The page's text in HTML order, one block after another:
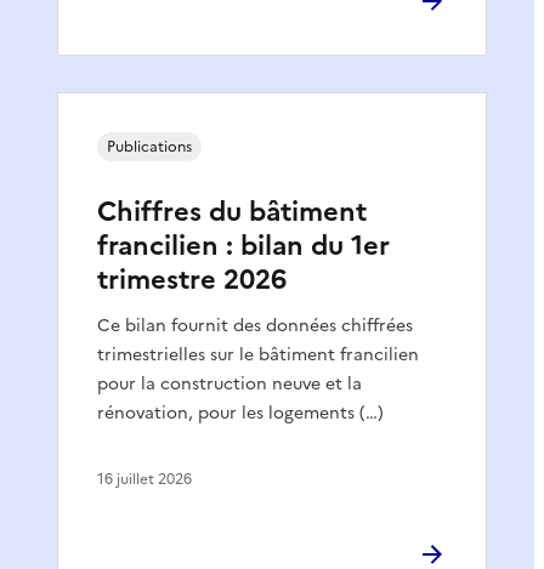
Chiffres du bâtiment
francilien : bilan du 1er
trimestre 2026
Ce bilan fournit des données chiffrées
trimestrielles sur le bâtiment francilien
pour la construction neuve et la
rénovation, pour les logements (…)
Publications
16 juillet 2026